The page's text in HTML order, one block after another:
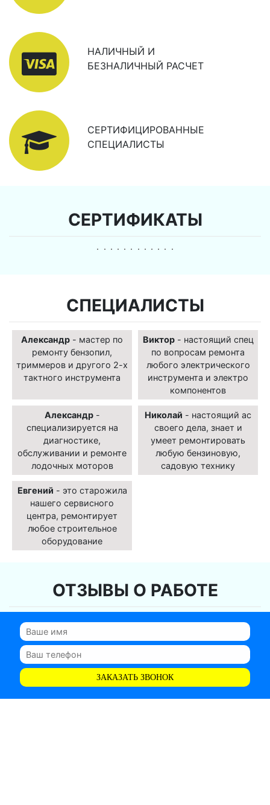
НАЛИЧНЫЙ И
БЕЗНАЛИЧНЫЙ РАСЧЕТ
СЕРТИФИЦИРОВАННЫЕ
СПЕЦИАЛИСТЫ
СЕРТИФИКАТЫ
СПЕЦИАЛИСТЫ
Александр - мастер по
ремонту бензопил,
триммеров и другого 2-х
тактного инструмента
Виктор- настоящий спец
по вопросам ремонта
любого электрического
инструмента и электро
компонентов
Александр-
специализируется на
диагностике,
обслуживании и ремонте
лодочных моторов
Николай - настоящий ас
своего дела, знает и
умеет ремонтировать
любую бензиновую,
садовую технику
Евгений - это старожила
нашего сервисного
центра, ремонтирует
любое строительное
оборудование
ОТЗЫВЫ О РАБОТЕ
ЗАКАЗАТЬ ЗВОНОК